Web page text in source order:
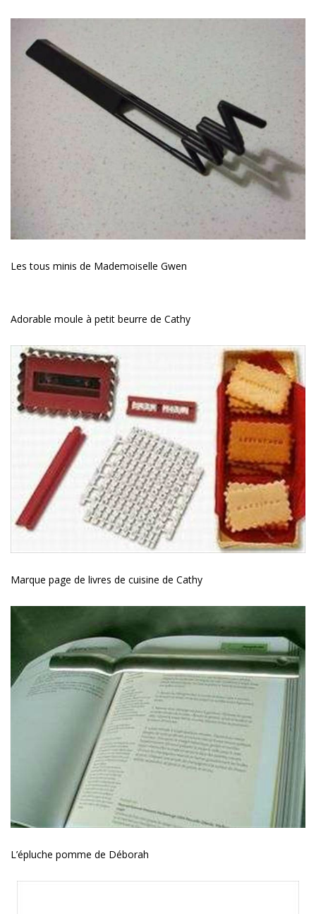
Les tous minis de Mademoiselle Gwen
Adorable moule à petit beurre de Cathy
Marque page de livres de cuisine de Cathy
L’épluche pomme de Déborah